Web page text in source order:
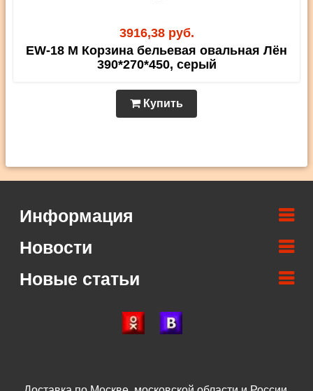
3916,38 руб.
EW-18 M Корзина бельевая овальная Лён
390*270*450, серый
Купить
Информация
Новости
Новые статьи